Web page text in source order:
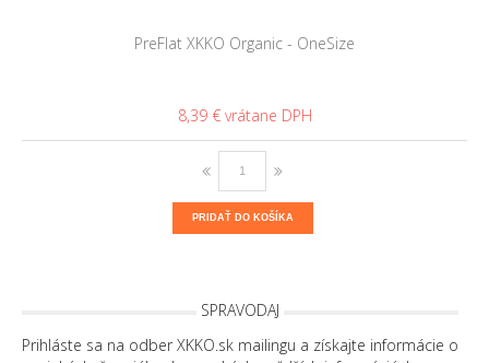
PreFlat XKKO Organic - OneSize
8,39 €
PRIDAŤ DO KOŠÍKA
SPRAVODAJ
Prihláste sa na odber XKKO.sk mailingu a získajte informácie o